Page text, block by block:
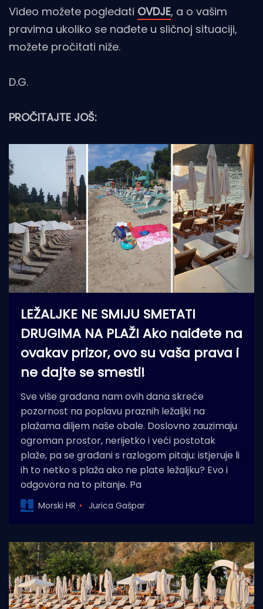
Video možete pogledati OVDJE, a o vašim
pravima ukoliko se nađete u sličnoj situaciji,
možete pročitati niže.
D.G.
PROČITAJTE JOŠ:
LEŽALJKE NE SMIJU SMETATI
DRUGIMA NA PLAŽI Ako naiđete na
ovakav prizor, ovo su vaša prava i
ne dajte se smesti!
Sve više građana nam ovih dana skreće
pozornost na poplavu praznih ležaljki na
plažama diljem naše obale. Doslovno zauzimaju
ogroman prostor, nerijetko i veći postotak
plaže, pa se građani s razlogom pitaju: istjeruje li
ih to netko s plaža ako ne plate ležaljku? Evo i
odgovora na to pitanje. Pa
Morski HR Jurica Gašpar